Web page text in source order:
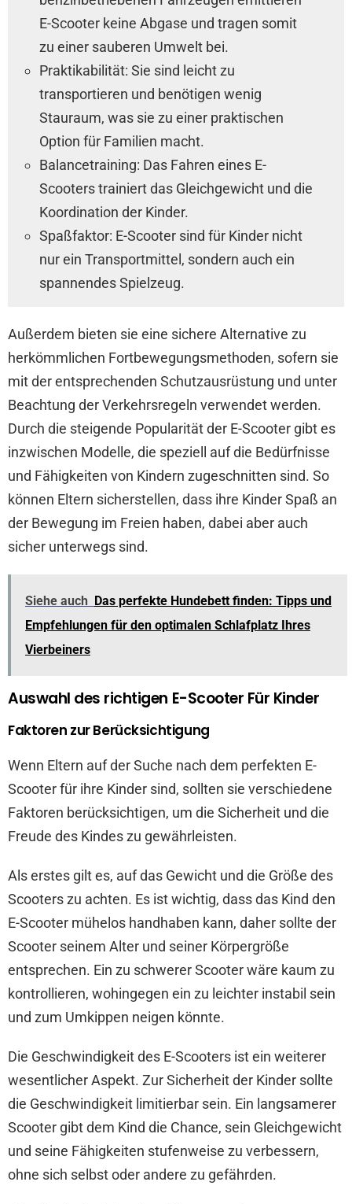
E-Scooter keine Abgase und tragen somit
zu einer sauberen Umwelt bei.
Praktikabilität: Sie sind leicht zu
transportieren und benötigen wenig
Stauraum, was sie zu einer praktischen
Option für Familien macht.
Balancetraining: Das Fahren eines E-
Scooters trainiert das Gleichgewicht und die
Koordination der Kinder.
Spaßfaktor: E-Scooter sind für Kinder nicht
nur ein Transportmittel, sondern auch ein
spannendes Spielzeug.
Außerdem bieten sie eine sichere Alternative zu
herkömmlichen Fortbewegungsmethoden, sofern sie
mit der entsprechenden Schutzausrüstung und unter
Beachtung der Verkehrsregeln verwendet werden.
Durch die steigende Popularität der E-Scooter gibt es
inzwischen Modelle, die speziell auf die Bedürfnisse
und Fähigkeiten von Kindern zugeschnitten sind. So
können Eltern sicherstellen, dass ihre Kinder Spaß an
der Bewegung im Freien haben, dabei aber auch
sicher unterwegs sind.
Siehe auch Das perfekte Hundebett finden: Tipps und
Empfehlungen für den optimalen Schlafplatz Ihres
Vierbeiners
Auswahl des richtigen E-Scooter Für Kinder
Faktoren zur Berücksichtigung
Wenn Eltern auf der Suche nach dem perfekten E-
Scooter für ihre Kinder sind, sollten sie verschiedene
Faktoren berücksichtigen, um die Sicherheit und die
Freude des Kindes zu gewährleisten.
Als erstes gilt es, auf das Gewicht und die Größe des
Scooters zu achten. Es ist wichtig, dass das Kind den
E-Scooter mühelos handhaben kann, daher sollte der
Scooter seinem Alter und seiner Körpergröße
entsprechen. Ein zu schwerer Scooter wäre kaum zu
kontrollieren, wohingegen ein zu leichter instabil sein
und zum Umkippen neigen könnte.
Die Geschwindigkeit des E-Scooters ist ein weiterer
wesentlicher Aspekt. Zur Sicherheit der Kinder sollte
die Geschwindigkeit limitierbar sein. Ein langsamerer
Scooter gibt dem Kind die Chance, sein Gleichgewicht
und seine Fähigkeiten stufenweise zu verbessern,
ohne sich selbst oder andere zu gefährden.